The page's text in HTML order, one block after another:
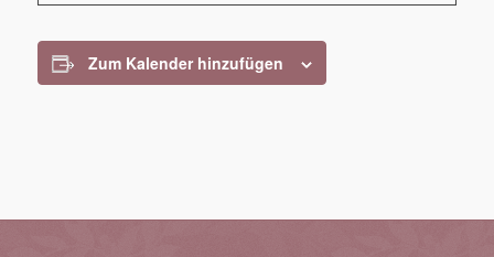
Zum Kalender hinzufügen